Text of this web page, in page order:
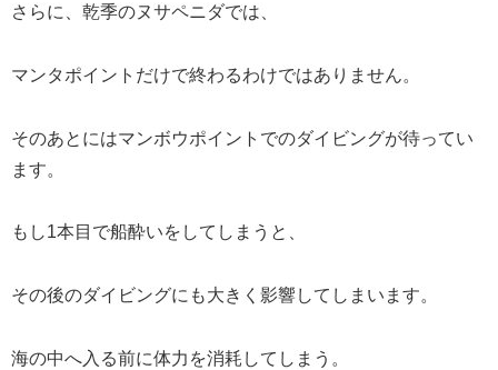
さらに、乾季のヌサペニダでは、
マンタポイントだけで終わるわけではありません。
そのあとにはマンボウポイントでのダイビングが待ってい
ます。
もし1本目で船酔いをしてしまうと、
その後のダイビングにも大きく影響してしまいます。
海の中へ入る前に体力を消耗してしまう。